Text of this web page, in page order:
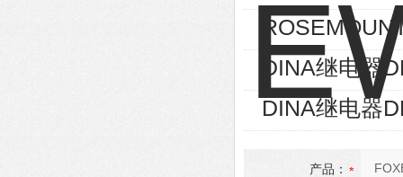
DINA继电器
DINA继电器
产品：